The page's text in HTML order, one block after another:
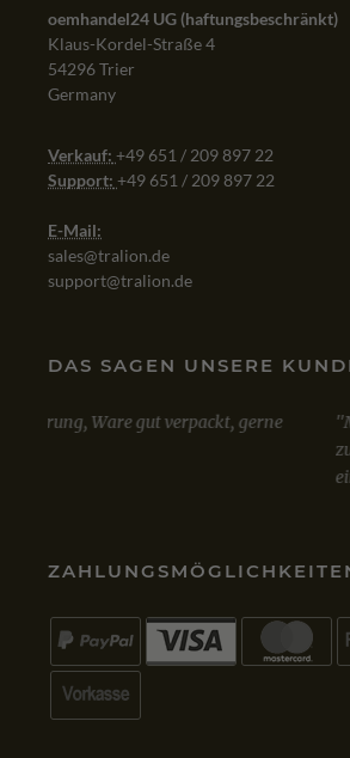
oemhandel24 UG (haftungsbeschränkt)
Klaus-Kordel-Straße 4
54296 Trier
Germany
Verkauf: +49 651 / 209 897 22
Support: +49 651 / 209 897 22
E-Mail:
sales@tralion.de
support@tralion.de
DAS SAGEN UNSERE
Mit dem Kauf von Win 10
zufrieden. Bestellung, Kauf und